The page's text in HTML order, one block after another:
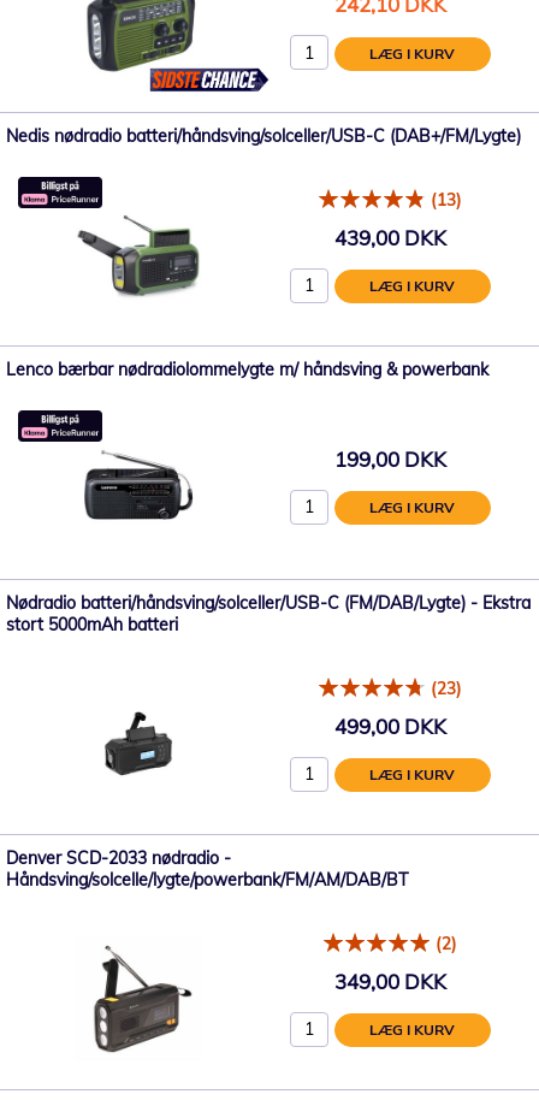
LÆG I KURV
Nedis nødradio batteri/håndsving/solceller/USB-C (DAB+/FM/Lygte)
(13)
439,00 DKK
LÆG I KURV
Lenco bærbar nødradiolommelygte m/ håndsving & powerbank
199,00 DKK
LÆG I KURV
Nødradio batteri/håndsving/solceller/USB-C (FM/DAB/Lygte) - Ekstra
stort 5000mAh batteri
(23)
499,00 DKK
LÆG I KURV
Denver SCD-2033 nødradio -
Håndsving/solcelle/lygte/powerbank/FM/AM/DAB/BT
(2)
349,00 DKK
LÆG I KURV